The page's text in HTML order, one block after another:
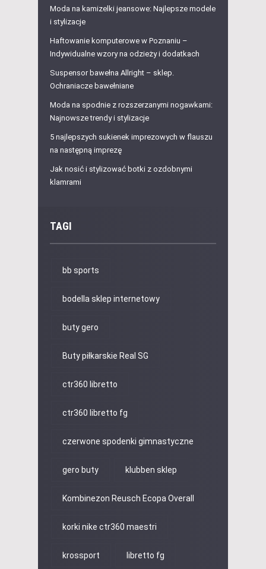
Moda na kamizelki jeansowe: Najlepsze modele
i stylizacje
Haftowanie komputerowe w Poznaniu –
Indywidualne wzory na odzieży i dodatkach
Suspensor bawełna Allright – sklep.
Ochraniacze bawełniane
Moda na spodnie z rozszerzanymi nogawkami:
Najnowsze trendy i stylizacje
5 najlepszych sukienek imprezowych w flauszu
na następną imprezę
Jak nosić i stylizować botki z ozdobnymi
klamrami
TAGI
bb sports
bodella sklep internetowy
buty gero
Buty piłkarskie Real SG
ctr360 libretto
ctr360 libretto fg
czerwone spodenki gimnastyczne
gero buty klubben sklep
Kombinezon Reusch Ecopa Overall
korki nike ctr360 maestri
krossport libretto fg